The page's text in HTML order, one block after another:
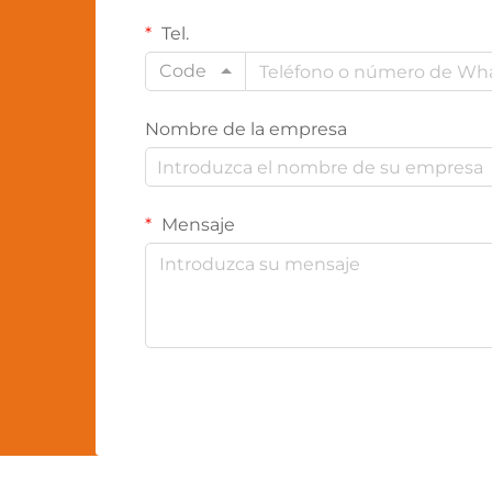
Tel.
Code
Nombre de la empresa
Mensaje